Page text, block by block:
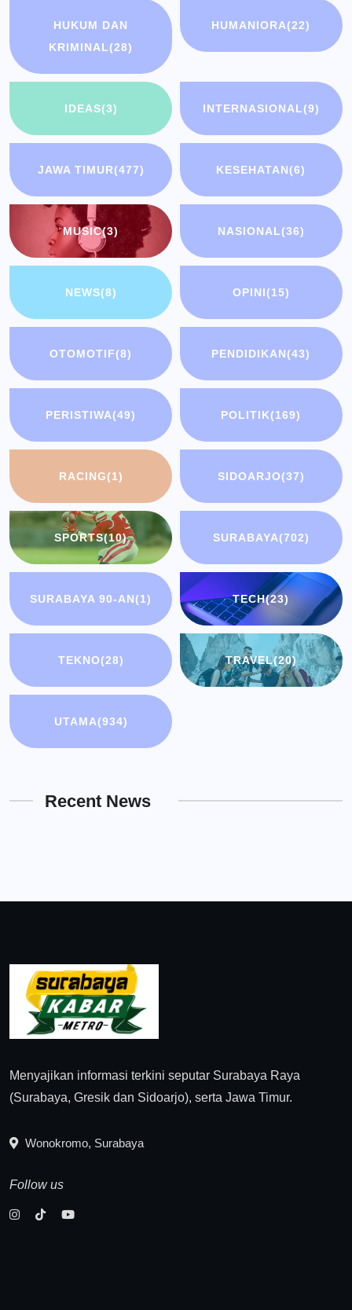
HUKUM DAN
KRIMINAL(28)
HUMANIORA(22)
IDEAS(3) INTERNASIONAL(9)
JAWA TIMUR(477) KESEHATAN(6)
MUSIC(3) NASIONAL(36)
NEWS(8) OPINI(15)
OTOMOTIF(8) PENDIDIKAN(43)
PERISTIWA(49) POLITIK(169)
RACING(1) SIDOARJO(37)
SPORTS(10) SURABAYA(702)
SURABAYA 90-AN(1) TECH(23)
TEKNO(28) TRAVEL(20)
UTAMA(934)
Recent News
Menyajikan informasi terkini seputar Surabaya Raya
(Surabaya, Gresik dan Sidoarjo), serta Jawa Timur.
Wonokromo, Surabaya
Follow us